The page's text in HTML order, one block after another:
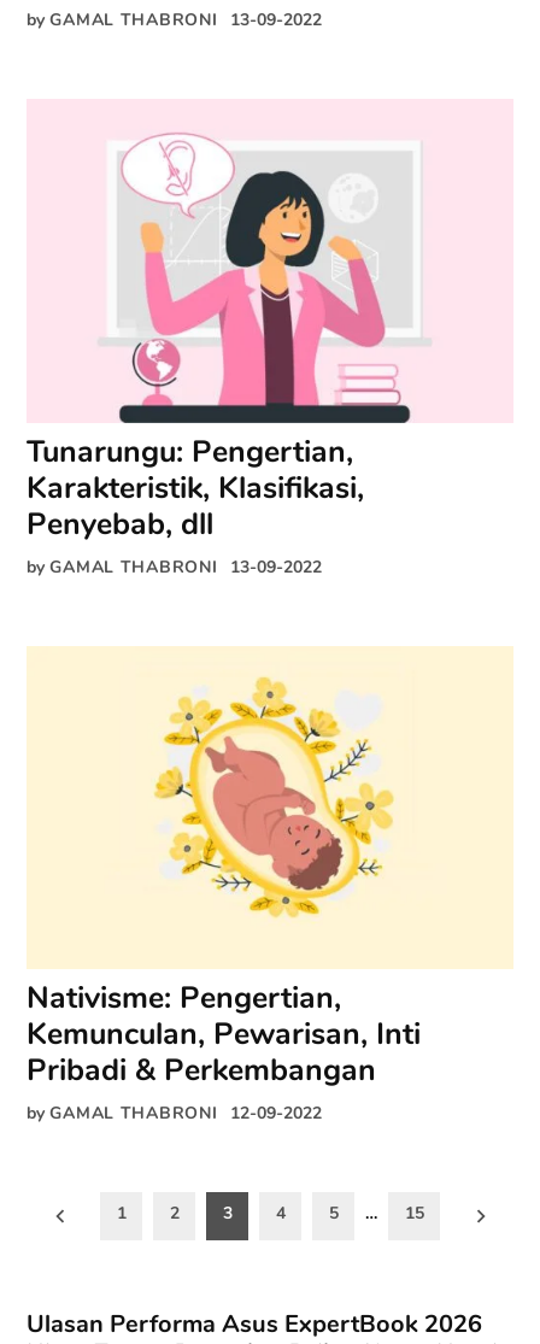
by GAMAL THABRONI 13-09-2022
Tunarungu: Pengertian,
Karakteristik, Klasifikasi,
Penyebab, dll
by GAMAL THABRONI 13-09-2022
Nativisme: Pengertian,
Kemunculan, Pewarisan, Inti
Pribadi & Perkembangan
by GAMAL THABRONI 12-09-2022
Paginasi
1 2 3 4 5 … 15
Ulasan Performa Asus ExpertBook 2026